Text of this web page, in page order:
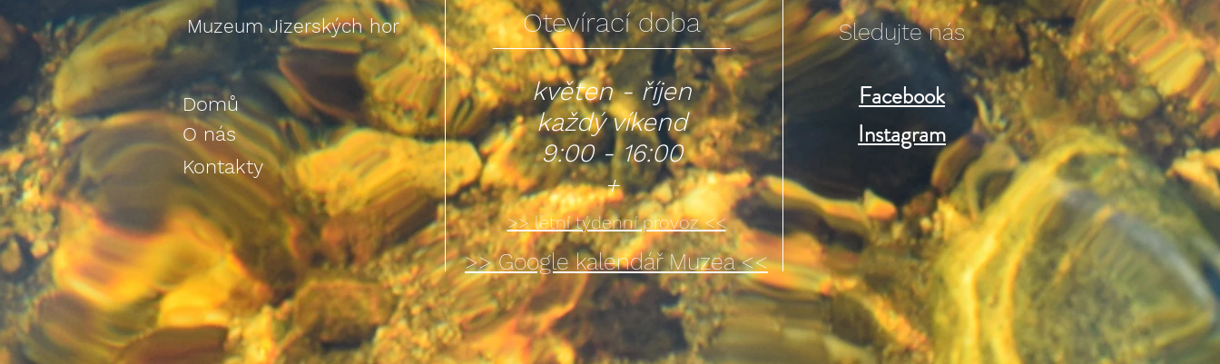
Muzeum Jizerských hor Otevírací doba
květen - říjen
každý víkend
9:00 - 16:00
+
Domů
O nás
Kontakty
Sledujte nás
Facebook
Instagram
>> letní týdenní provoz <<
>> Google kalendář Muzea <<